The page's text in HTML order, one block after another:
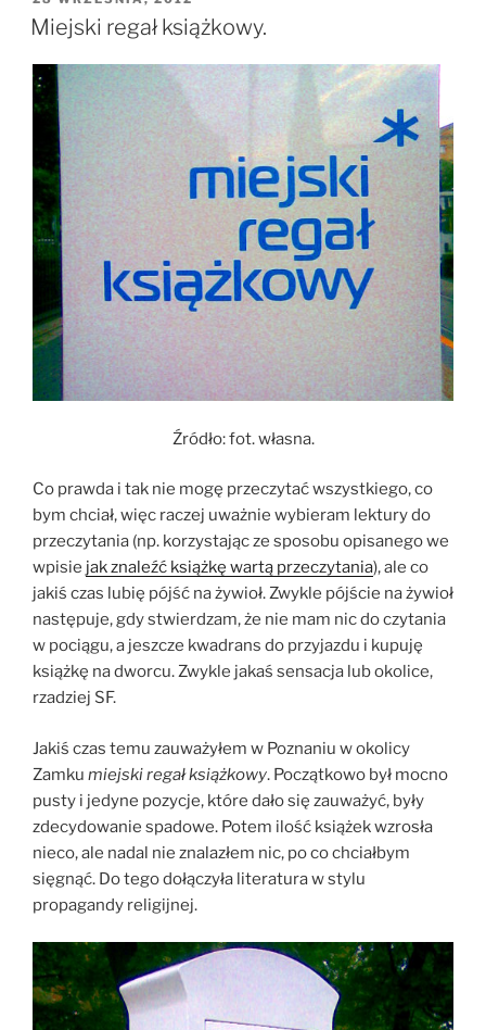
W
Miejski regał książkowy.
Źródło: fot. własna.
Co prawda i tak nie mogę przeczytać wszystkiego, co
bym chciał, więc raczej uważnie wybieram lektury do
przeczytania (np. korzystając ze sposobu opisanego we
wpisie jak znaleźć książkę wartą przeczytania), ale co
jakiś czas lubię pójść na żywioł. Zwykle pójście na żywioł
następuje, gdy stwierdzam, że nie mam nic do czytania
w pociągu, a jeszcze kwadrans do przyjazdu i kupuję
książkę na dworcu. Zwykle jakaś sensacja lub okolice,
rzadziej SF.
Jakiś czas temu zauważyłem w Poznaniu w okolicy
Zamku miejski regał książkowy. Początkowo był mocno
pusty i jedyne pozycje, które dało się zauważyć, były
zdecydowanie spadowe. Potem ilość książek wzrosła
nieco, ale nadal nie znalazłem nic, po co chciałbym
sięgnąć. Do tego dołączyła literatura w stylu
propagandy religijnej.